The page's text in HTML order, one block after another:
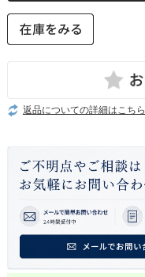
返品についての詳細はこちら